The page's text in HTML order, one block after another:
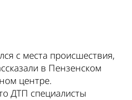
с места происшествия,
в Пензенском
центре.
ДТП специалисты